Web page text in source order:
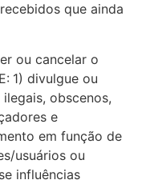
que ainda
ou cancelar o
1) divulgue ou
obscenos,
e
em função de
usuários ou
influências